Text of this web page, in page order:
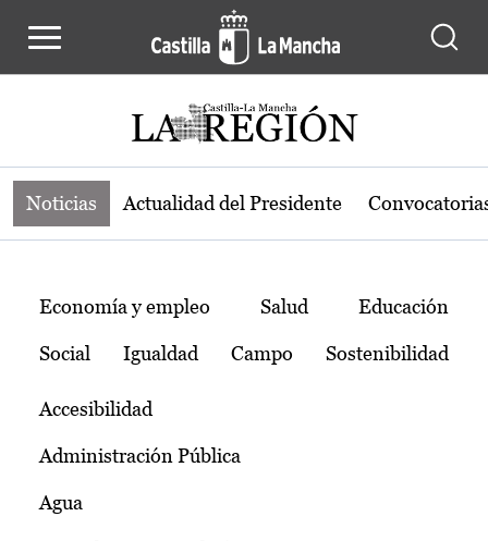
Noticias de la región de Castilla-La
Noticias Actualidad del Presidente
Temas
Economía y empleo Salud Educación
Social Igualdad Campo Sostenibilidad
Accesibilidad
Administración Pública
Agua